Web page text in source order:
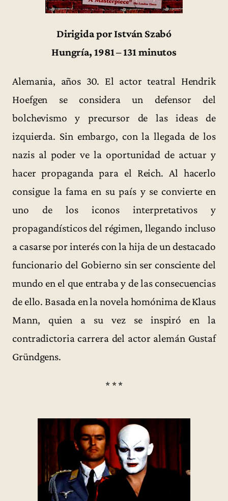
Dirigida por István Szabó
Hungría, 1981 – 131 minutos
Alemania, años 30. El actor teatral Hendrik
Hoefgen se considera un defensor del
bolchevismo y precursor de las ideas de
izquierda. Sin embargo, con la llegada de los
nazis al poder ve la oportunidad de actuar y
hacer propaganda para el Reich. Al hacerlo
consigue la fama en su país y se convierte en
uno de los iconos interpretativos y
propagandísticos del régimen, llegando incluso
a casarse por interés con la hija de un destacado
funcionario del Gobierno sin ser consciente del
mundo en el que entraba y de las consecuencias
de ello. Basada en la novela homónima de Klaus
Mann, quien a su vez se inspiró en la
contradictoria carrera del actor alemán Gustaf
Gründgens.
* * *